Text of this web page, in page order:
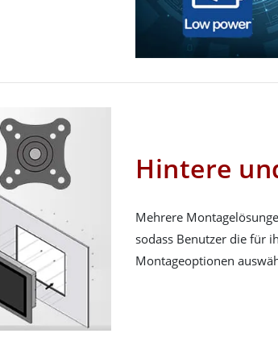
Hintere
Mehrere
sodass Benutzer die für
Montageoptionen